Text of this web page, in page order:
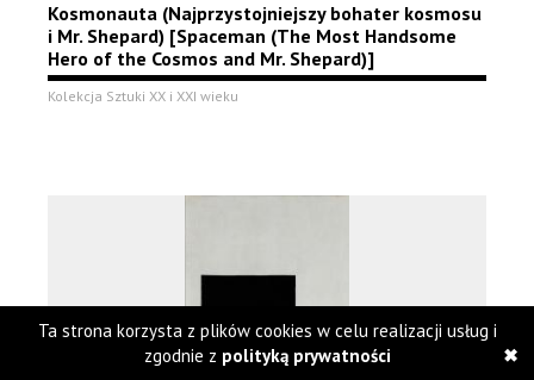
Kosmonauta (Najprzystojniejszy bohater kosmosu
i Mr. Shepard) [Spaceman (The Most Handsome
Hero of the Cosmos and Mr. Shepard)]
Kolekcja Sztuki XX i XXI wieku
Ta strona korzysta z plików cookies w celu realizacji usług i
zgodnie z polityką prywatności